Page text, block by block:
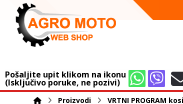
Pošaljite upit klikom na ikonu
(Isključivo poruke, ne pozivi)
Proizvodi VRTNI PROGRAM